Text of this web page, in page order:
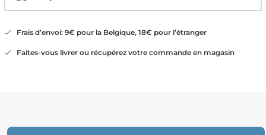
Frais d’envoi: 9€ pour la Belgique, 18€ pour l’étranger
Faites-vous livrer ou récupérez votre commande en magasin